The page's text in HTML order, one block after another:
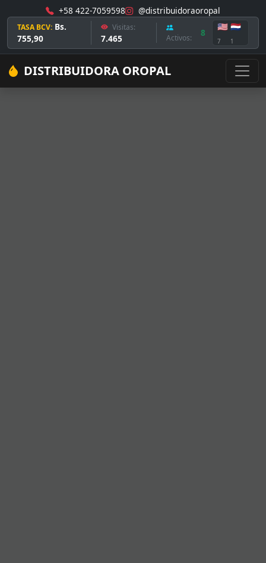
+58 422-7059598 @distribuidoraoropal
TASA BCV: Bs.
755,90
Visitas:
7.465 Activos: 8
🇺🇸
7
🇳🇱
1
DISTRIBUIDORA OROPAL